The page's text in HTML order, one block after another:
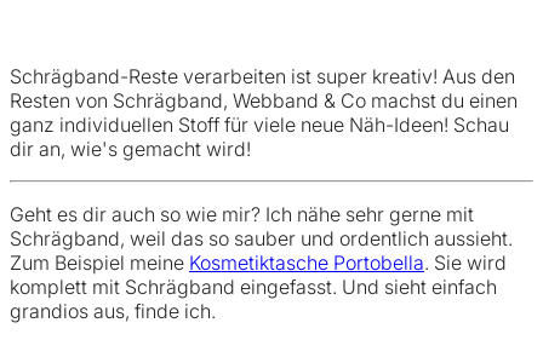
Schrägband-Reste verarbeiten ist super kreativ! Aus den
Resten von Schrägband, Webband & Co machst du einen
ganz individuellen Stoff für viele neue Näh-Ideen! Schau
dir an, wie's gemacht wird!
Geht es dir auch so wie mir? Ich nähe sehr gerne mit
Schrägband, weil das so sauber und ordentlich aussieht.
Zum Beispiel meine Kosmetiktasche Portobella. Sie wird
komplett mit Schrägband eingefasst. Und sieht einfach
grandios aus, finde ich.